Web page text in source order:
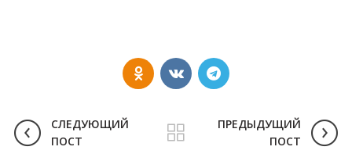
СЛЕДУЮЩИЙ
ПОСТ
ПРЕДЫДУЩИЙ
ПОСТ